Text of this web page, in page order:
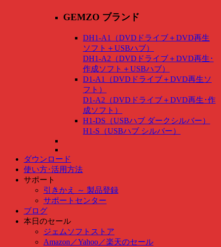
GEMZO ブランド
DH1-A1（DVDドライブ＋DVD再生
ソフト＋USBハブ）
DH1-A2（DVDドライブ＋DVD再生･
作成ソフト＋USBハブ）
D1-A1（DVDドライブ＋DVD再生ソ
フト）
D1-A2（DVDドライブ＋DVD再生･作
成ソフト）
H1-DS（USBハブ ダークシルバー）
H1-S（USBハブ シルバー）
ダウンロード
使い方･活用方法
サポート
引きかえ ～ 製品登録
サポートセンター
ブログ
本日のセール
ジェムソフトストア
Amazon ／Yahoo ／楽天のセール